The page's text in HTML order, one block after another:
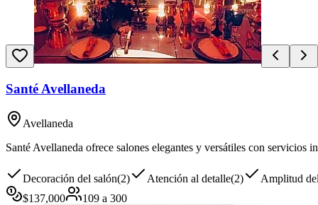
Santé Avellaneda
Avellaneda
Santé Avellaneda ofrece salones elegantes y versátiles con
Decoración del salón(2) Atención al detalle(2) Amplitud
$137,000 109 a 300